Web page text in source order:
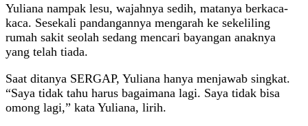
Yuliana nampak lesu, wajahnya sedih, matanya berkaca-
kaca. Sesekali pandangannya mengarah ke sekeliling
rumah sakit seolah sedang mencari bayangan anaknya
yang telah tiada.
Saat ditanya SERGAP, Yuliana hanya menjawab singkat.
“Saya tidak tahu harus bagaimana lagi. Saya tidak bisa
omong lagi,” kata Yuliana, lirih.